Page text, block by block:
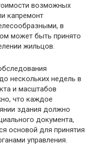
возможных
капремонт
в
может быть принято
жильцов.
нескольких недель в
и масштабов
что каждое
здания должно
документа,
основой для принятия
управления.